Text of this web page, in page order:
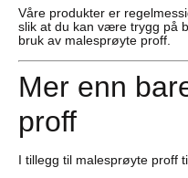
Våre produkter er
slik at du kan være trygg på
bruk av malesprøyte proff.
Mer enn
proff
I tillegg til malesprøyte proff